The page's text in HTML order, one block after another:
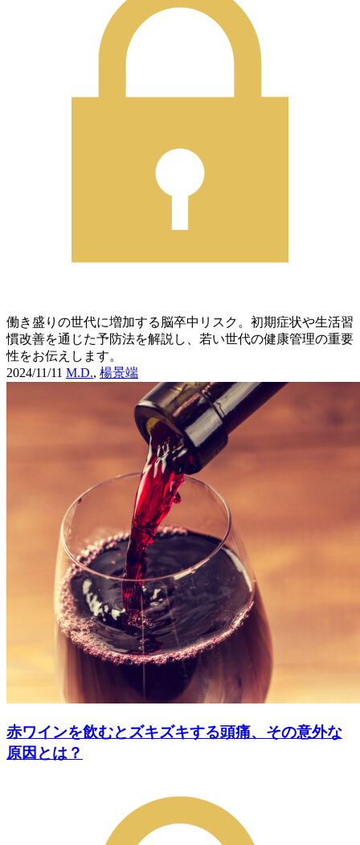
働き盛りの世代に増加する脳卒中リスク。初期症状や生活習
慣改善を通じた予防法を解説し、若い世代の健康管理の重要
性をお伝えします。
2024/11/11 M.D., 楊景端
赤ワインを飲むとズキズキする頭痛、その意外な
原因とは？